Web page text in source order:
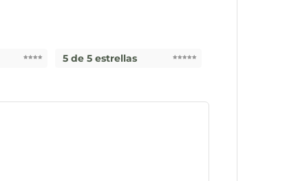
5 de 5 estrellas